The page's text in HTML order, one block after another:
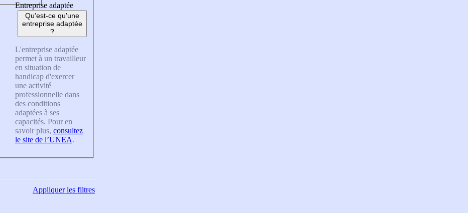
Entreprise adaptée
Qu'est-ce qu'une
entreprise adaptée
?
L'entreprise adaptée
permet à un travailleur
en situation de
handicap d'exercer
une activité
professionnelle dans
des conditions
adaptées à ses
capacités. Pour en
savoir plus, consultez
le site de l’UNEA.
Appliquerles filtres